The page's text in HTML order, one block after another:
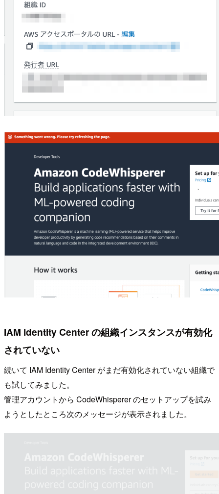
IAM Identity Center の組織インスタンスが有効化
されていない
続いて IAM Identity Center がまだ有効化されていない組織で
も試してみました。
管理アカウントから CodeWhisperer のセットアップを試み
ようとしたところ次のメッセージが表示されました。